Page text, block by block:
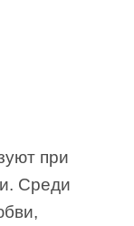
при
Среди